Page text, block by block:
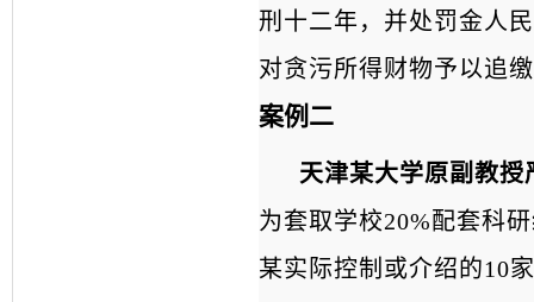
刑十二年，并处罚金人
对贪污所得财物予以追
案例二
天津某大学原副教
为套取学校20%配套科
某实际控制或介绍的10